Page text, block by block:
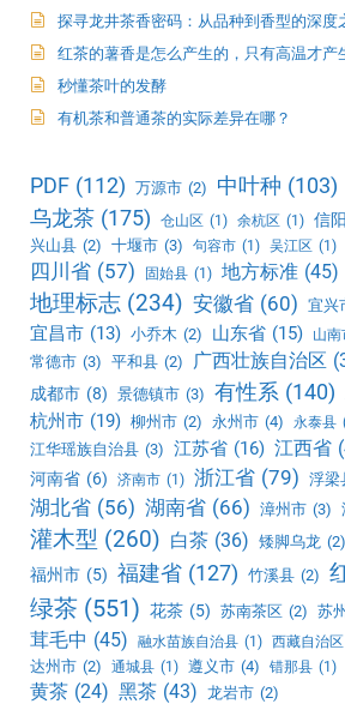
探寻龙井茶香密码：从品种到香型的深度
红茶的薯香是怎么产生的，只有高温才产
秒懂茶叶的发酵
有机茶和普通茶的实际差异在哪？
PDF (112) 万源市 (2) 中叶种 (103)
乌龙茶 (175) 仓山区 (1) 余杭区 (1) 信
兴山县 (2) 十堰市 (3) 句容市 (1) 吴江区 (1)
四川省 (57) 固始县 (1) 地方标准 (45)
地理标志 (234) 安徽省 (60) 宜兴
宜昌市 (13) 小乔木 (2) 山东省 (15) 山南
常德市 (3) 平和县 (2) 广西壮族自治区
成都市 (8) 景德镇市 (3) 有性系 (140)
杭州市 (19) 柳州市 (2) 永州市 (4) 永泰县
江华瑶族自治县 (3) 江苏省 (16) 江西省
河南省 (6) 济南市 (1) 浙江省 (79) 浮梁
湖北省 (56) 湖南省 (66) 漳州市 (3)
灌木型 (260) 白茶 (36) 矮脚乌龙 (2)
福州市 (5) 福建省 (127) 竹溪县 (2)
绿茶 (551) 花茶 (5) 苏南茶区 (2) 苏
茸毛中 (45) 融水苗族自治县 (1) 西藏自治区
达州市 (2) 通城县 (1) 遵义市 (4) 错那县 (1)
黄茶 (24) 黑茶 (43) 龙岩市 (2)